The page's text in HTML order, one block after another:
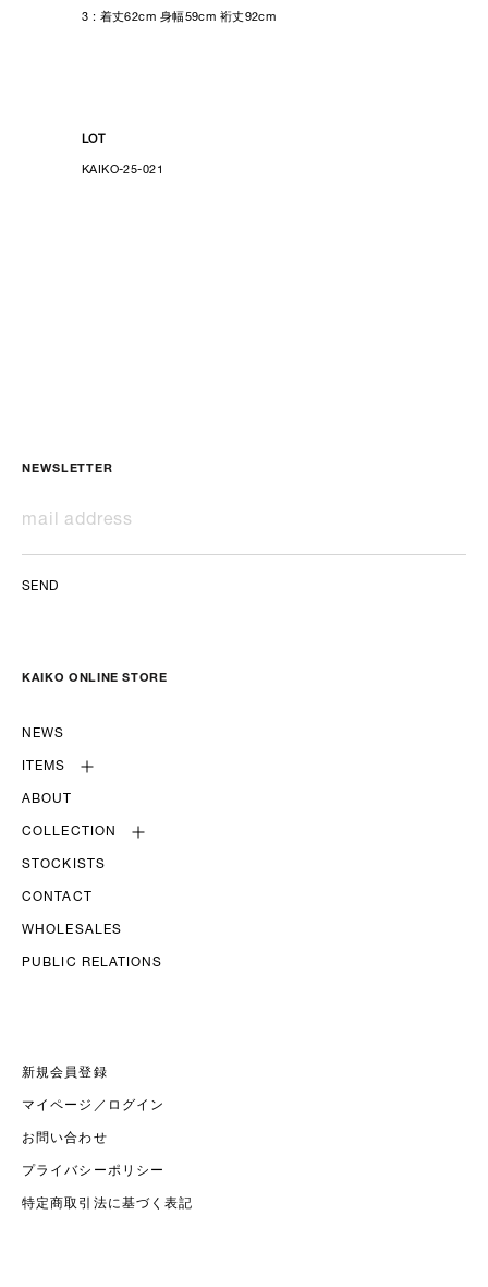
3 : 着丈62cm 身幅59cm 裄丈92cm
LOT
KAIKO-25-021
NEWSLETTER
SEND
KAIKO ONLINE STORE
NEWS
ITEMS
ABOUT
COLLECTION
STOCKISTS
CONTACT
WHOLESALES
PUBLIC RELATIONS
新規会員登録
マイページ／ログイン
お問い合わせ
プライバシーポリシー
特定商取引法に基づく表記